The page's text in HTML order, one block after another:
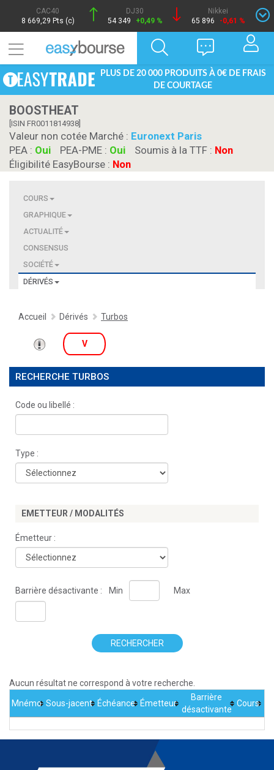
CAC40
8 669,29 Pts (c)
DJ30
54 349
+0,49 %
Nikkei
65 896
-0,61 %
PLUS DE 20 000 PRODUITS À 0€ DE FRAIS
DE COURTAGE
BOOSTHEAT
[ISIN FR0011814938]
Valeur non cotée Marché : Euronext Paris
PEA : Oui PEA-PME : Oui Soumis à la TTF : Non
Éligibilité EasyBourse : Non
COURS
GRAPHIQUE
ACTUALITÉ
CONSENSUS
SOCIÉTÉ
DÉRIVÉS
Accueil Dérivés Turbos
V
RECHERCHE TURBOS
Code ou libellé :
Type :
EMETTEUR / MODALITÉS
Émetteur :
Barrière désactivante : Min Max
RECHERCHER
Aucun résultat ne correspond à votre recherche.
Mnémo Sous-jacent Échéance Émetteur
Barrière
désactivante
Cours